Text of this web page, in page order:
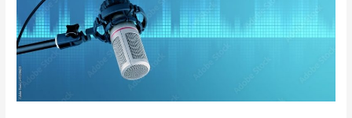
Warszawianka
Roku
2022
Pani
Małgorzata
Szumowska